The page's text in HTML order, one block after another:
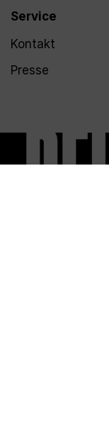
Service
Kontakt
Presse